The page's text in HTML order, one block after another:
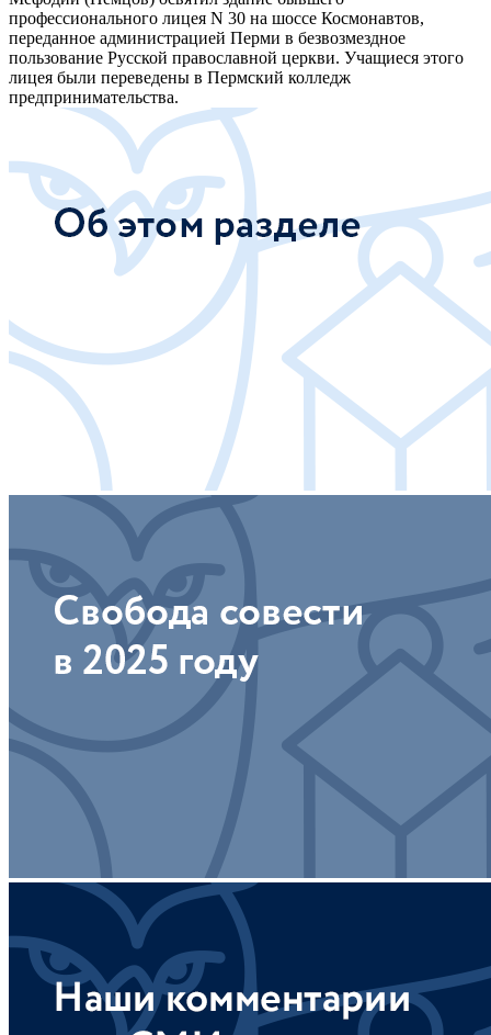
профессионального лицея N 30 на шоссе Космонавтов,
переданное администрацией Перми в безвозмездное
пользование Русской православной церкви. Учащиеся этого
лицея были переведены в Пермский колледж
предпринимательства.